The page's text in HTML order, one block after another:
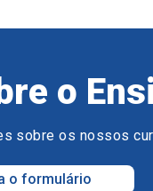
o
sobre os nossos
o formulário